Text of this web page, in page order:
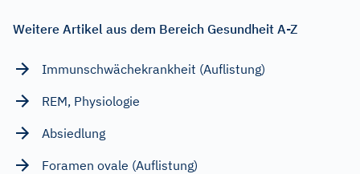
Weitere Artikel aus dem Bereich Gesundheit A-Z
Immunschwächekrankheit (Auflistung)
REM, Physiologie
Absiedlung
Foramen ovale (Auflistung)